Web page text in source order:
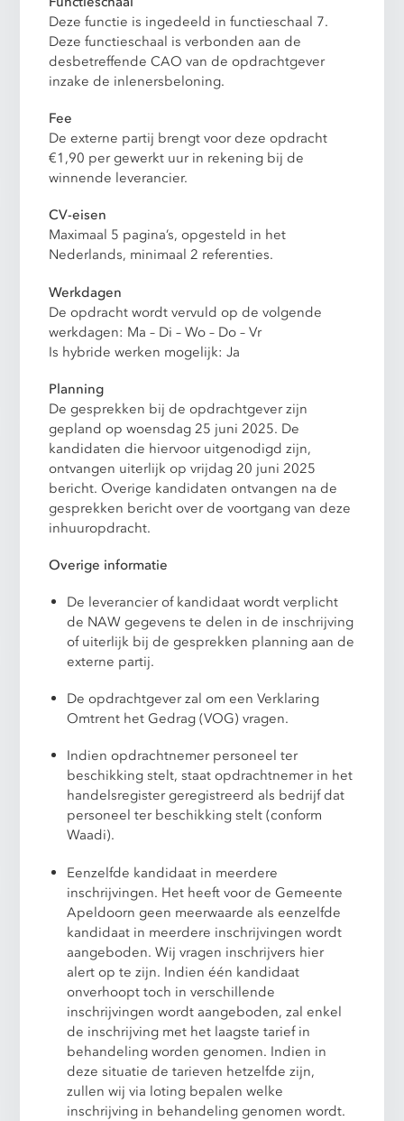
Deze functie is ingedeeld in functieschaal 7.
Deze functieschaal is verbonden aan de
desbetreffende CAO van de opdrachtgever
inzake de inlenersbeloning.
Fee
De externe partij brengt voor deze opdracht
€1,90 per gewerkt uur in rekening bij de
winnende leverancier.
CV-eisen
Maximaal 5 pagina’s, opgesteld in het
Nederlands, minimaal 2 referenties.
Werkdagen
De opdracht wordt vervuld op de volgende
werkdagen: Ma – Di – Wo – Do – Vr
Is hybride werken mogelijk: Ja
Planning
De gesprekken bij de opdrachtgever zijn
gepland op woensdag 25 juni 2025. De
kandidaten die hiervoor uitgenodigd zijn,
ontvangen uiterlijk op vrijdag 20 juni 2025
bericht. Overige kandidaten ontvangen na de
gesprekken bericht over de voortgang van deze
inhuuropdracht.
Overige informatie
De leverancier of kandidaat wordt verplicht
de NAW gegevens te delen in de inschrijving
of uiterlijk bij de gesprekken planning aan de
externe partij.
De opdrachtgever zal om een Verklaring
Omtrent het Gedrag (VOG) vragen.
Indien opdrachtnemer personeel ter
beschikking stelt, staat opdrachtnemer in het
handelsregister geregistreerd als bedrijf dat
personeel ter beschikking stelt (conform
Waadi).
Eenzelfde kandidaat in meerdere
inschrijvingen. Het heeft voor de Gemeente
Apeldoorn geen meerwaarde als eenzelfde
kandidaat in meerdere inschrijvingen wordt
aangeboden. Wij vragen inschrijvers hier
alert op te zijn. Indien één kandidaat
onverhoopt toch in verschillende
inschrijvingen wordt aangeboden, zal enkel
de inschrijving met het laagste tarief in
behandeling worden genomen. Indien in
deze situatie de tarieven hetzelfde zijn,
zullen wij via loting bepalen welke
inschrijving in behandeling genomen wordt.